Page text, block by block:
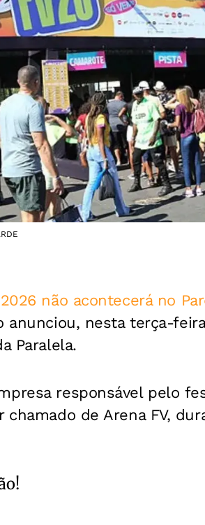
não acontecerá no
anunciou, nesta terça-
Paralela.
responsável pelo
de Arena FV,